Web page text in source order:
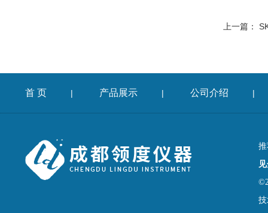
上一篇：
首 页 | 产品展示 | 公司介绍 |